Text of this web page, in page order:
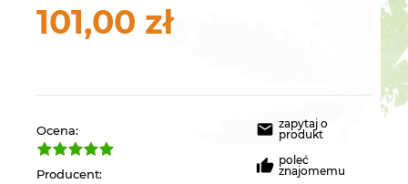
101,00 zł
Ocena:
Producent:
zapytaj o
produkt
poleć
znajomemu